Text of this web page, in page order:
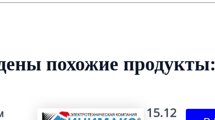
похожие продукты:
15.12